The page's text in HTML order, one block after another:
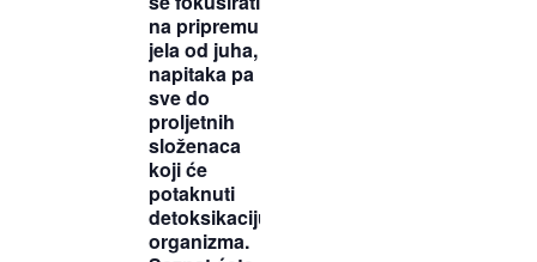
na pripremu
jela od juha,
napitaka pa
sve do
proljetnih
složenaca
koji će
potaknuti
detoksikaciju
organizma.